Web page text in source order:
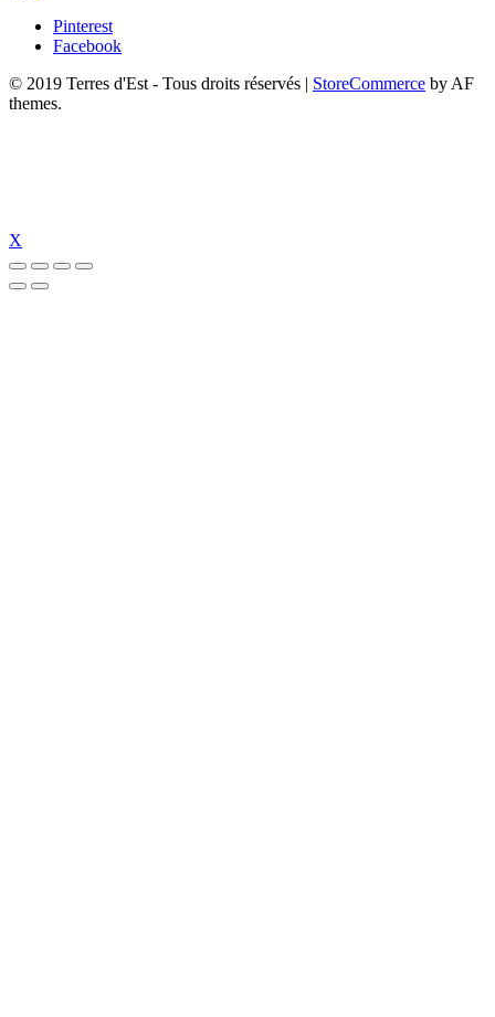
Pinterest
Facebook
© 2019 Terres d'Est - Tous droits réservés
StoreCommerce by AF
themes.
X